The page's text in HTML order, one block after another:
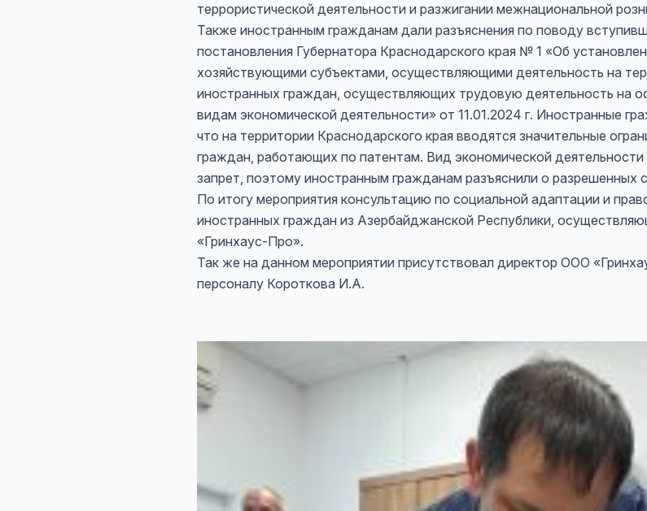
террористической деятельности и разжигании межнациональной
Также иностранным гражданам дали разъяснения по поводу
постановления Губернатора Краснодарского края № 1 «Об
хозяйствующими субъектами, осуществляющими деятельность на
иностранных граждан, осуществляющих трудовую деятельность на
видам экономической деятельности» от 11.01.2024 г. Иностранные
что на территории Краснодарского края вводятся значительные
граждан, работающих по патентам. Вид экономической
запрет, поэтому иностранным гражданам разъяснили о разрешенных
По итогу мероприятия консультацию по социальной адаптации и
иностранных граждан из Азербайджанской Республики,
«Гринхаус-Про».
Так же на данном мероприятии присутствовал директор ООО
персоналу Короткова И.А.